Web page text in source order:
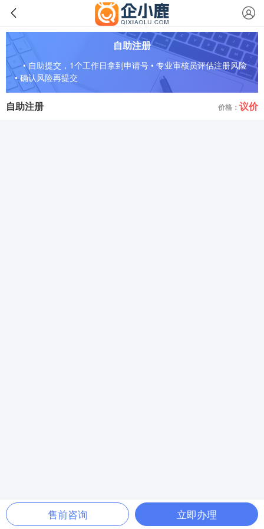
自助注册
• 自助提交，1个工作日拿到申请号 • 专业审核员评估注册风险
• 确认风险再提交
自助注册 价格： 议价
售前咨询 立即办理